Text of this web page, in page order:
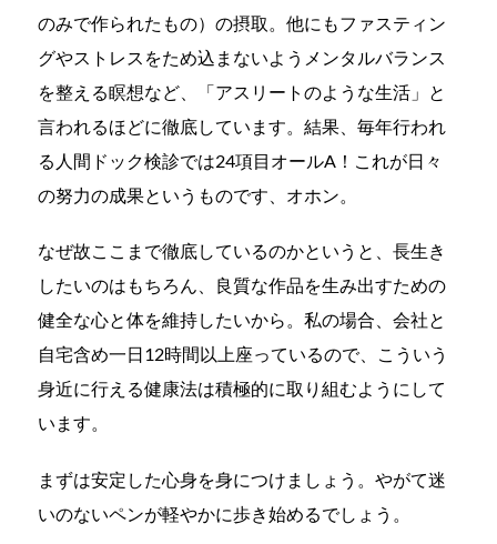
のみで作られたもの）の摂取。他にもファスティン
グやストレスをため込まないようメンタルバランス
を整える瞑想など、「アスリートのような生活」と
言われるほどに徹底しています。結果、毎年行われ
る人間ドック検診では24項目オールA ！これが日々
の努力の成果というものです、オホン。
なぜ故ここまで徹底しているのかというと、長生き
したいのはもちろん、良質な作品を生み出すための
健全な心と体を維持したいから。私の場合、会社と
自宅含め一日12時間以上座っているので、こういう
身近に行える健康法は積極的に取り組むようにして
います。
まずは安定した心身を身につけましょう。やがて迷
いのないペンが軽やかに歩き始めるでしょう。